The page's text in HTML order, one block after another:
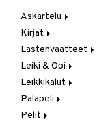
Askartelu
Askartelumateriaalit
Askartelusetti
Helmet
Koulutarvikkeet
Muovailuvaha
Piirrä ja maalaa
Kirjat
Askartelukirjat
Maalauskirjat
Päiväkirjat
Lastenvaatteet
Alaosat
Leggingsit
Alusvaatteet &
Kengät
Mekot
Leiki & Opi
Opetuslelut
Oppimispelit
Soittimet
Leikkikalut
Ajoneuvot
Autoradat
Eläimet
Palapeli
1000 palaa
Pelit